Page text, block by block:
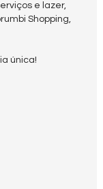
e lazer,
Shopping,
única!